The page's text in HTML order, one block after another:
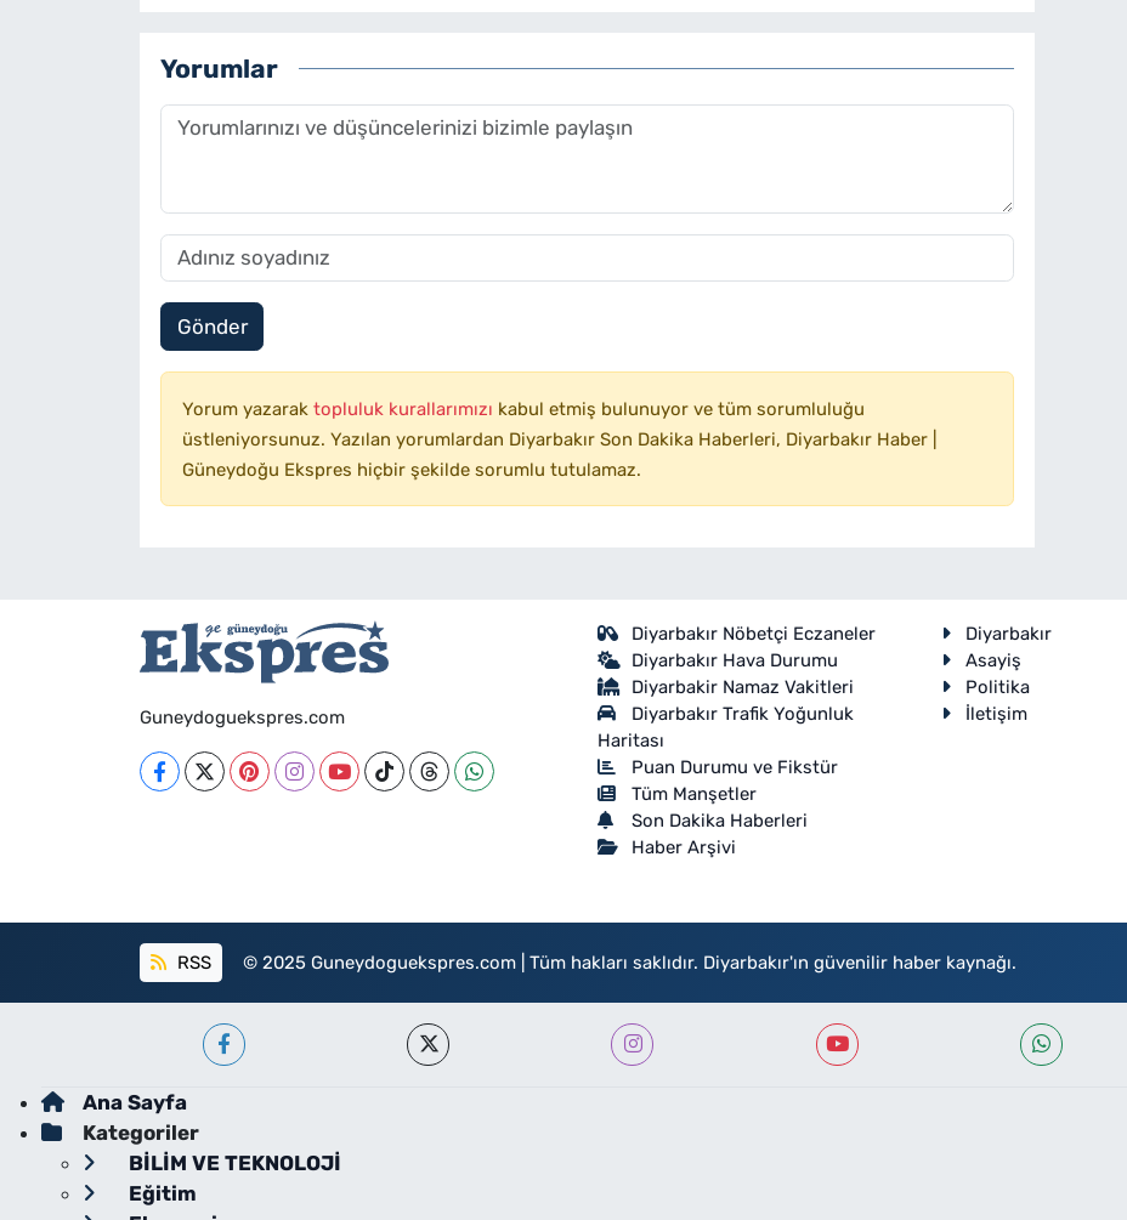
Yorumlar
Gönder
Yorum yazarak topluluk kurallarımızı kabul etmiş bulunuyor ve tüm sorumluluğu
üstleniyorsunuz. Yazılan yorumlardan Diyarbakır Son Dakika Haberleri, Diyarbakır Haber |
Güneydoğu Ekspres hiçbir şekilde sorumlu tutulamaz.
Guneydoguekspres.com
Diyarbakır Nöbetçi Eczaneler
Diyarbakır Hava Durumu
Diyarbakir Namaz Vakitleri
Diyarbakır Trafik Yoğunluk
Haritası
Puan Durumu ve Fikstür
Tüm Manşetler
Son Dakika Haberleri
Haber Arşivi
Diyarbakır
Asayiş
Politika
İletişim
RSS © 2025 Guneydoguekspres.com | Tüm hakları saklıdır. Diyarbakır'ın güvenilir haber kaynağı.
Ana Sayfa
Kategoriler
BİLİM VE TEKNOLOJİ
Eğitim